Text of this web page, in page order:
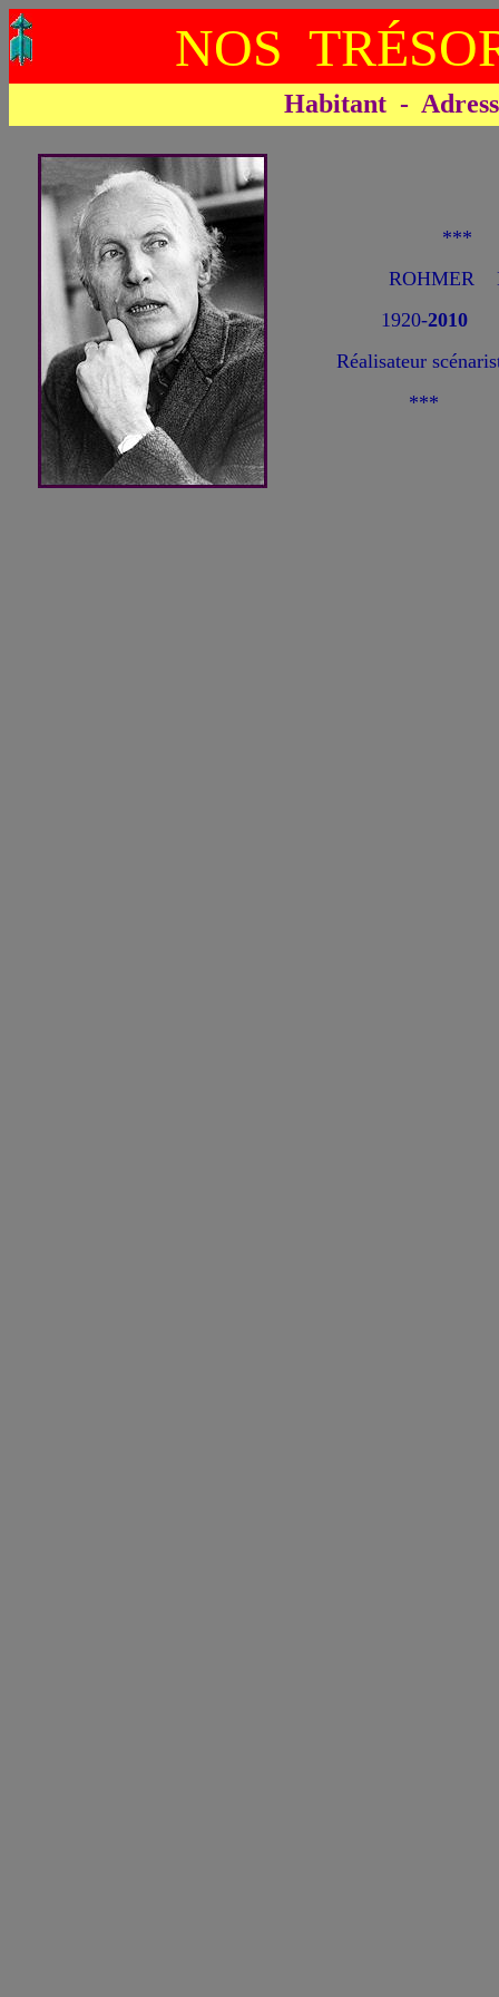
NOS
Habitant -
***
ROHMER
1920-2010
Réalisateur
***